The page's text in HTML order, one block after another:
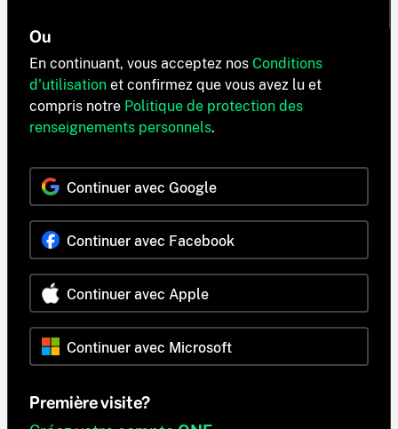
Ou
En continuant, vous acceptez nos Conditions
d'utilisation et confirmez que vous avez lu et
compris notre Politique de protection des
renseignements personnels.
Continuer avec Google
Continuer avec Facebook
Continuer avec Apple
Continuer avec Microsoft
Première visite?